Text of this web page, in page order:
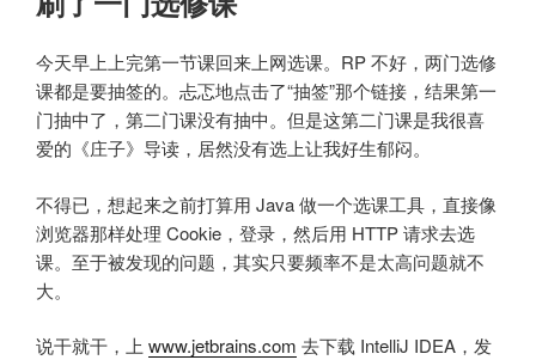
于
今天早上上完第一节课回来上网选课。RP 不好，两门选修
课都是要抽签的。忐忑地点击了“抽签”那个链接，结果第一
门抽中了，第二门课没有抽中。但是这第二门课是我很喜
爱的《庄子》导读，居然没有选上让我好生郁闷。
不得已，想起来之前打算用 Java 做一个选课工具，直接像
浏览器那样处理 Cookie，登录，然后用 HTTP 请求去选
课。至于被发现的问题，其实只要频率不是太高问题就不
大。
说干就干，上www.jetbrains.com 去下载 IntelliJ IDEA，发